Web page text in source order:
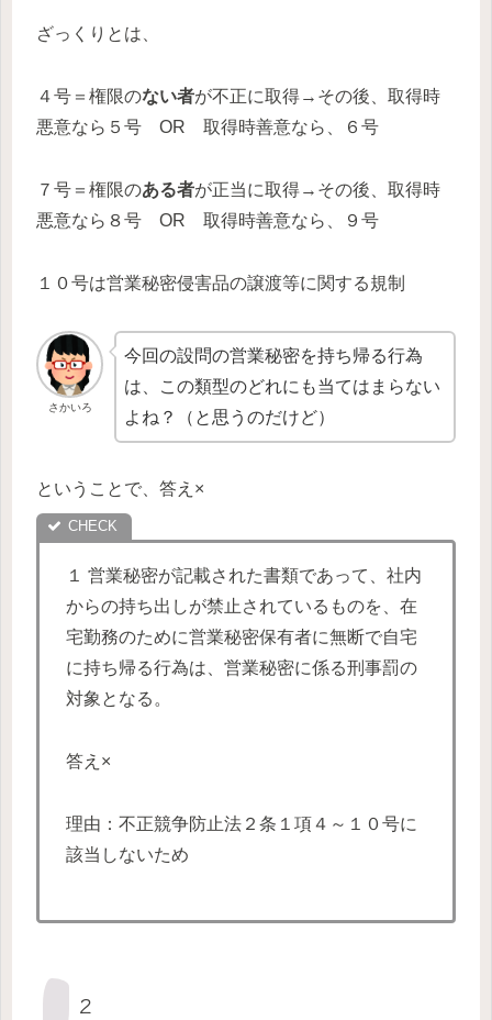
ざっくりとは、
４号＝権限のない者が不正に取得→その後、取得時
悪意なら５号 OR 取得時善意なら、６号
７号＝権限のある者が正当に取得→その後、取得時
悪意なら８号 OR 取得時善意なら、９号
１０号は営業秘密侵害品の譲渡等に関する規制
さかいろ
今回の設問の営業秘密を持ち帰る行為
は、この類型のどれにも当てはまらない
よね？（と思うのだけど）
ということで、答え×
１ 営業秘密が記載された書類であって、社内
からの持ち出しが禁止されているものを、在
宅勤務のために営業秘密保有者に無断で自宅
に持ち帰る行為は、営業秘密に係る刑事罰の
対象となる。
答え×
理由：不正競争防止法２条１項４～１０号に
該当しないため
２